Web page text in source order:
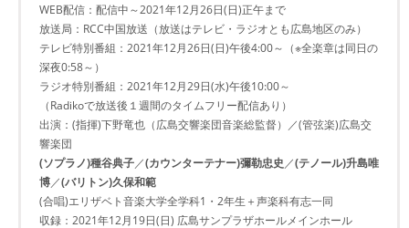
WEB配信：配信中～2021年12月26日(日)正午まで
放送局：RCC中国放送（放送はテレビ・ラジオとも広島地区のみ）
テレビ特別番組：2021年12月26日(日)午後4:00～（※全楽章は同日の
深夜0:58～）
ラジオ特別番組：2021年12月29日(水)午後10:00～
（Radikoで放送後１週間のタイムフリー配信あり）
出演：(指揮)下野竜也（広島交響楽団音楽総監督）／(管弦楽)広島交
響楽団
(ソプラノ)種谷典子／(カウンターテナー)彌勒忠史／(テノール)升島唯
博／(バリトン)久保和範
(合唱)エリザベト音楽大学全学科1・2年生＋声楽科有志一同
収録：2021年12月19日(日) 広島サンプラザホールメインホール